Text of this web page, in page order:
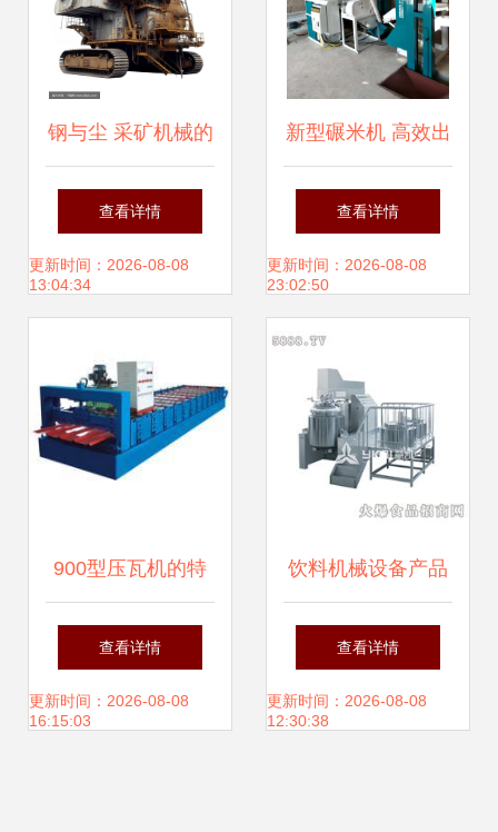
钢与尘 采矿机械的
工业美学摄影
查看详情
更新时间：2026-08-08
13:04:34
新型碾米机 高效出
米、操作简便，高
清细节图尽在金谷
查看详情
更新时间：2026-08-08
23:02:50
900型压瓦机的特
点及用途详解
查看详情
更新时间：2026-08-08
16:15:03
饮料机械设备产品
库 推动饮品行业迈
向高效与创新
查看详情
更新时间：2026-08-08
12:30:38